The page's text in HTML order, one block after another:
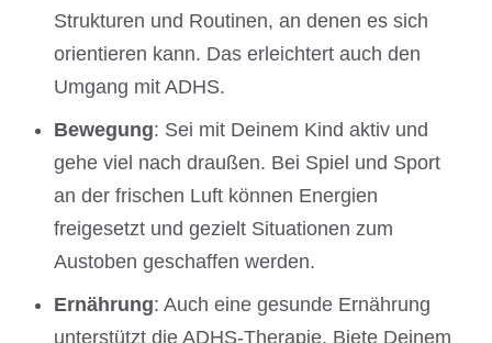
Strukturen und Routinen, an denen es sich
orientieren kann. Das erleichtert auch den
Umgang mit ADHS.
Bewegung: Sei mit Deinem Kind aktiv und
gehe viel nach draußen. Bei Spiel und Sport
an der frischen Luft können Energien
freigesetzt und gezielt Situationen zum
Austoben geschaffen werden.
Ernährung: Auch eine gesunde Ernährung
unterstützt die ADHS-Therapie. Biete Deinem